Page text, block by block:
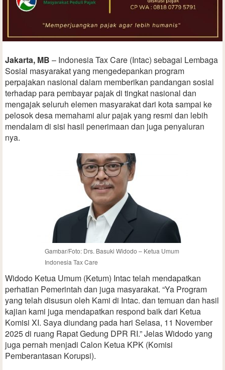
Jakarta, MB – Indonesia Tax Care (Intac) sebagai Lembaga
Sosial masyarakat yang mengedepankan program
perpajakan nasional dalam memberikan pandangan sosial
terhadap para pembayar pajak di tingkat nasional dan
mengajak seluruh elemen masyarakat dari kota sampai ke
pelosok desa memahami alur pajak yang resmi dan lebih
mendalam di sisi hasil penerimaan dan juga penyaluran
nya.
Gambar/Foto: Drs. Basuki Widodo – Ketua Umum
Indonesia Tax Care
Widodo Ketua Umum (Ketum) Intac telah mendapatkan
perhatian Pemerintah dan juga masyarakat. “Ya Program
yang telah disusun oleh Kami di Intac. dan temuan dan hasil
kajian kami juga mendapatkan respond baik dari Ketua
Komisi XI. Saya diundang pada hari Selasa, 11 November
2025 di ruang Rapat Gedung DPR RI.” Jelas Widodo yang
juga pernah menjadi Calon Ketua KPK (Komisi
Pemberantasan Korupsi).